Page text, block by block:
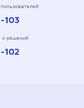
103
и решений
102